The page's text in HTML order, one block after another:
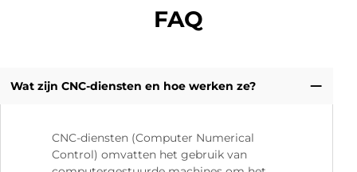
FAQ
Wat zijn CNC-diensten en hoe werken ze?
CNC-diensten (Computer Numerical
Control) omvatten het gebruik van